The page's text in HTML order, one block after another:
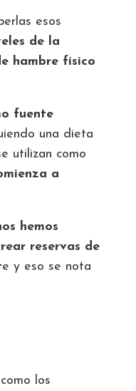
esos
de la
hambre físico
fuente
una dieta
utilizan como
a
hemos
reservas de
e y eso se nota
los